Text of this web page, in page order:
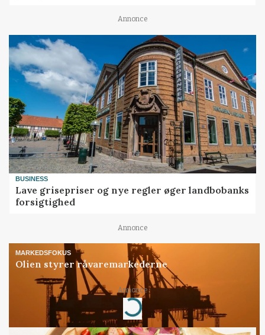
Annonce
BUSINESS
Lave grisepriser og nye regler øger landbobanks
forsigtighed
Annonce
MARKEDSFOKUS
Olien styrer råvaremarkederne
Annonce
Loading...